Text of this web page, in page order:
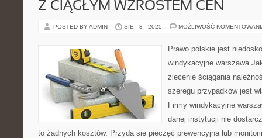
Z CIĄGŁYM WZROSTEM CEN
POSTED BY ADMIN SIE - 3 - 2025 MOŻLIWOŚĆ
Prawo polskie jest
windykacyjne warszawa
zlecenie ściągania
szeregu przypadków jest
Firmy windykacyjne
danej instytucji nie
to żadnych kosztów. Przyda się pieczęć prewencyjna lub